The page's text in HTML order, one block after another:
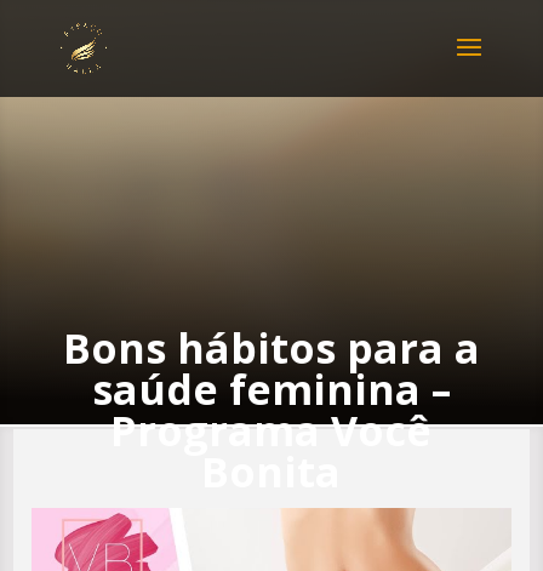
Bons hábitos para a
saúde feminina –
Programa Você